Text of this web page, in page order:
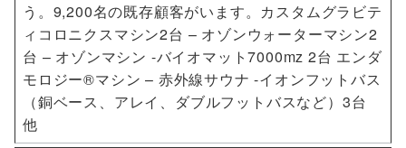
う。9,200名の既存顧客がいます。カスタムグラビテ
ィコロニクスマシン2台 – オゾンウォーターマシン2
台 – オゾンマシン -バイオマット7000mz 2台 エンダ
モロジー®マシン – 赤外線サウナ -イオンフットバス
（銅ベース、アレイ、ダブルフットバスなど）3台
他